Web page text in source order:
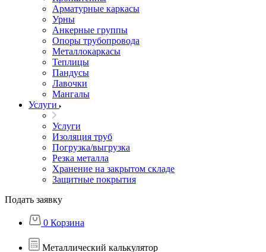
Арматурные каркасы
Урны
Анкерные группы
Опоры трубопровода
Металлокаркасы
Теплицы
Пандусы
Лавочки
Мангалы
Услуги
Услуги
Изоляция труб
Погрузка/выгрузка
Резка металла
Хранение на закрытом складе
Защитные покрытия
Подать заявку
0 Корзина
Металлический калькулятор